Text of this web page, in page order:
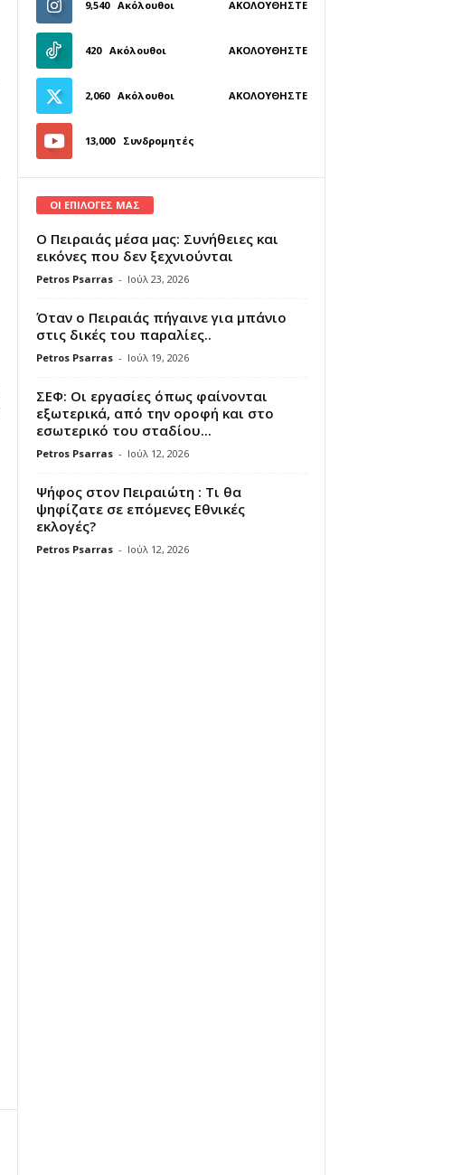
9,540 Ακόλουθοι ΑΚΟΛΟΥΘΉΣΤΕ
420 Ακόλουθοι ΑΚΟΛΟΥΘΉΣΤΕ
2,060 Ακόλουθοι ΑΚΟΛΟΥΘΉΣΤΕ
13,000 Συνδρομητές
ΓΊΝΕΤΕ ΣΥΝΔΡΟΜΗΤΉΣ
ΟΙ ΕΠΙΛΟΓΕΣ ΜΑΣ
Ο Πειραιάς μέσα μας: Συνήθειες και
εικόνες που δεν ξεχνιούνται
Petros Psarras - Ιούλ 23, 2026
Όταν ο Πειραιάς πήγαινε για μπάνιο
στις δικές του παραλίες..
Petros Psarras - Ιούλ 19, 2026
ΣΕΦ: Οι εργασίες όπως φαίνονται
εξωτερικά, από την οροφή και στο
εσωτερικό του σταδίου...
Petros Psarras - Ιούλ 12, 2026
Ψήφος στον Πειραιώτη : Τι θα
ψηφίζατε σε επόμενες Εθνικές
εκλογές?
Petros Psarras - Ιούλ 12, 2026